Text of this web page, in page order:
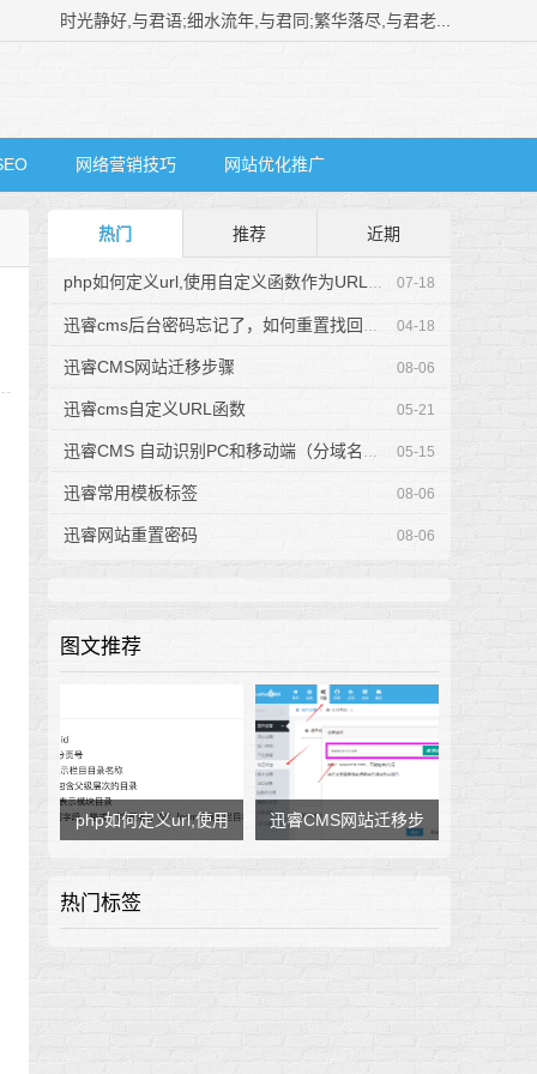
时光静好,与君语;细水流年,与君同;繁华落尽,与君老...
网络营销技巧 网站优化推广
热门 推荐 近期
07-18
php如何定义url,使用自定义函数作为URL规则
04-18
迅睿cms后台密码忘记了，如何重置找回密码？
08-06
迅睿CMS网站迁移步骤
05-21
迅睿cms自定义URL函数
05-15
迅睿CMS 自动识别PC和移动端（分域名）代码
08-06
迅睿常用模板标签
08-06
迅睿网站重置密码
图文推荐
php如何定义url,使用
规则
迅睿CMS网站迁移步
热门标签